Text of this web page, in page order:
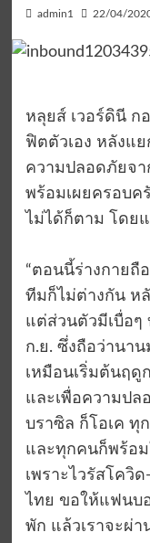
admin1 22/04/
หลุยส์ เวอร์ดินี ก
ฟิตตัวเอง หลังแ
ความปลอดภัยจา
พร้อมเผยครอบค
ไม่ได้ก็ตาม โดย
“ตอนนี้ร่างกายถื
ทีมก็ไม่ต่างกัน ห
แต่ส่วนตัวมีเบื่อๆ
ก.ย. ซึ่งถือว่านา
เหมือนเริ่มต้นฤดู
และเพื่อความป
บราซิล ก็โอเค
และทุกคนก็พร้อ
เพราะไวรัสโควิ
ไทย ขอให้แฟนบ
พัก แล้วเราจะผ่